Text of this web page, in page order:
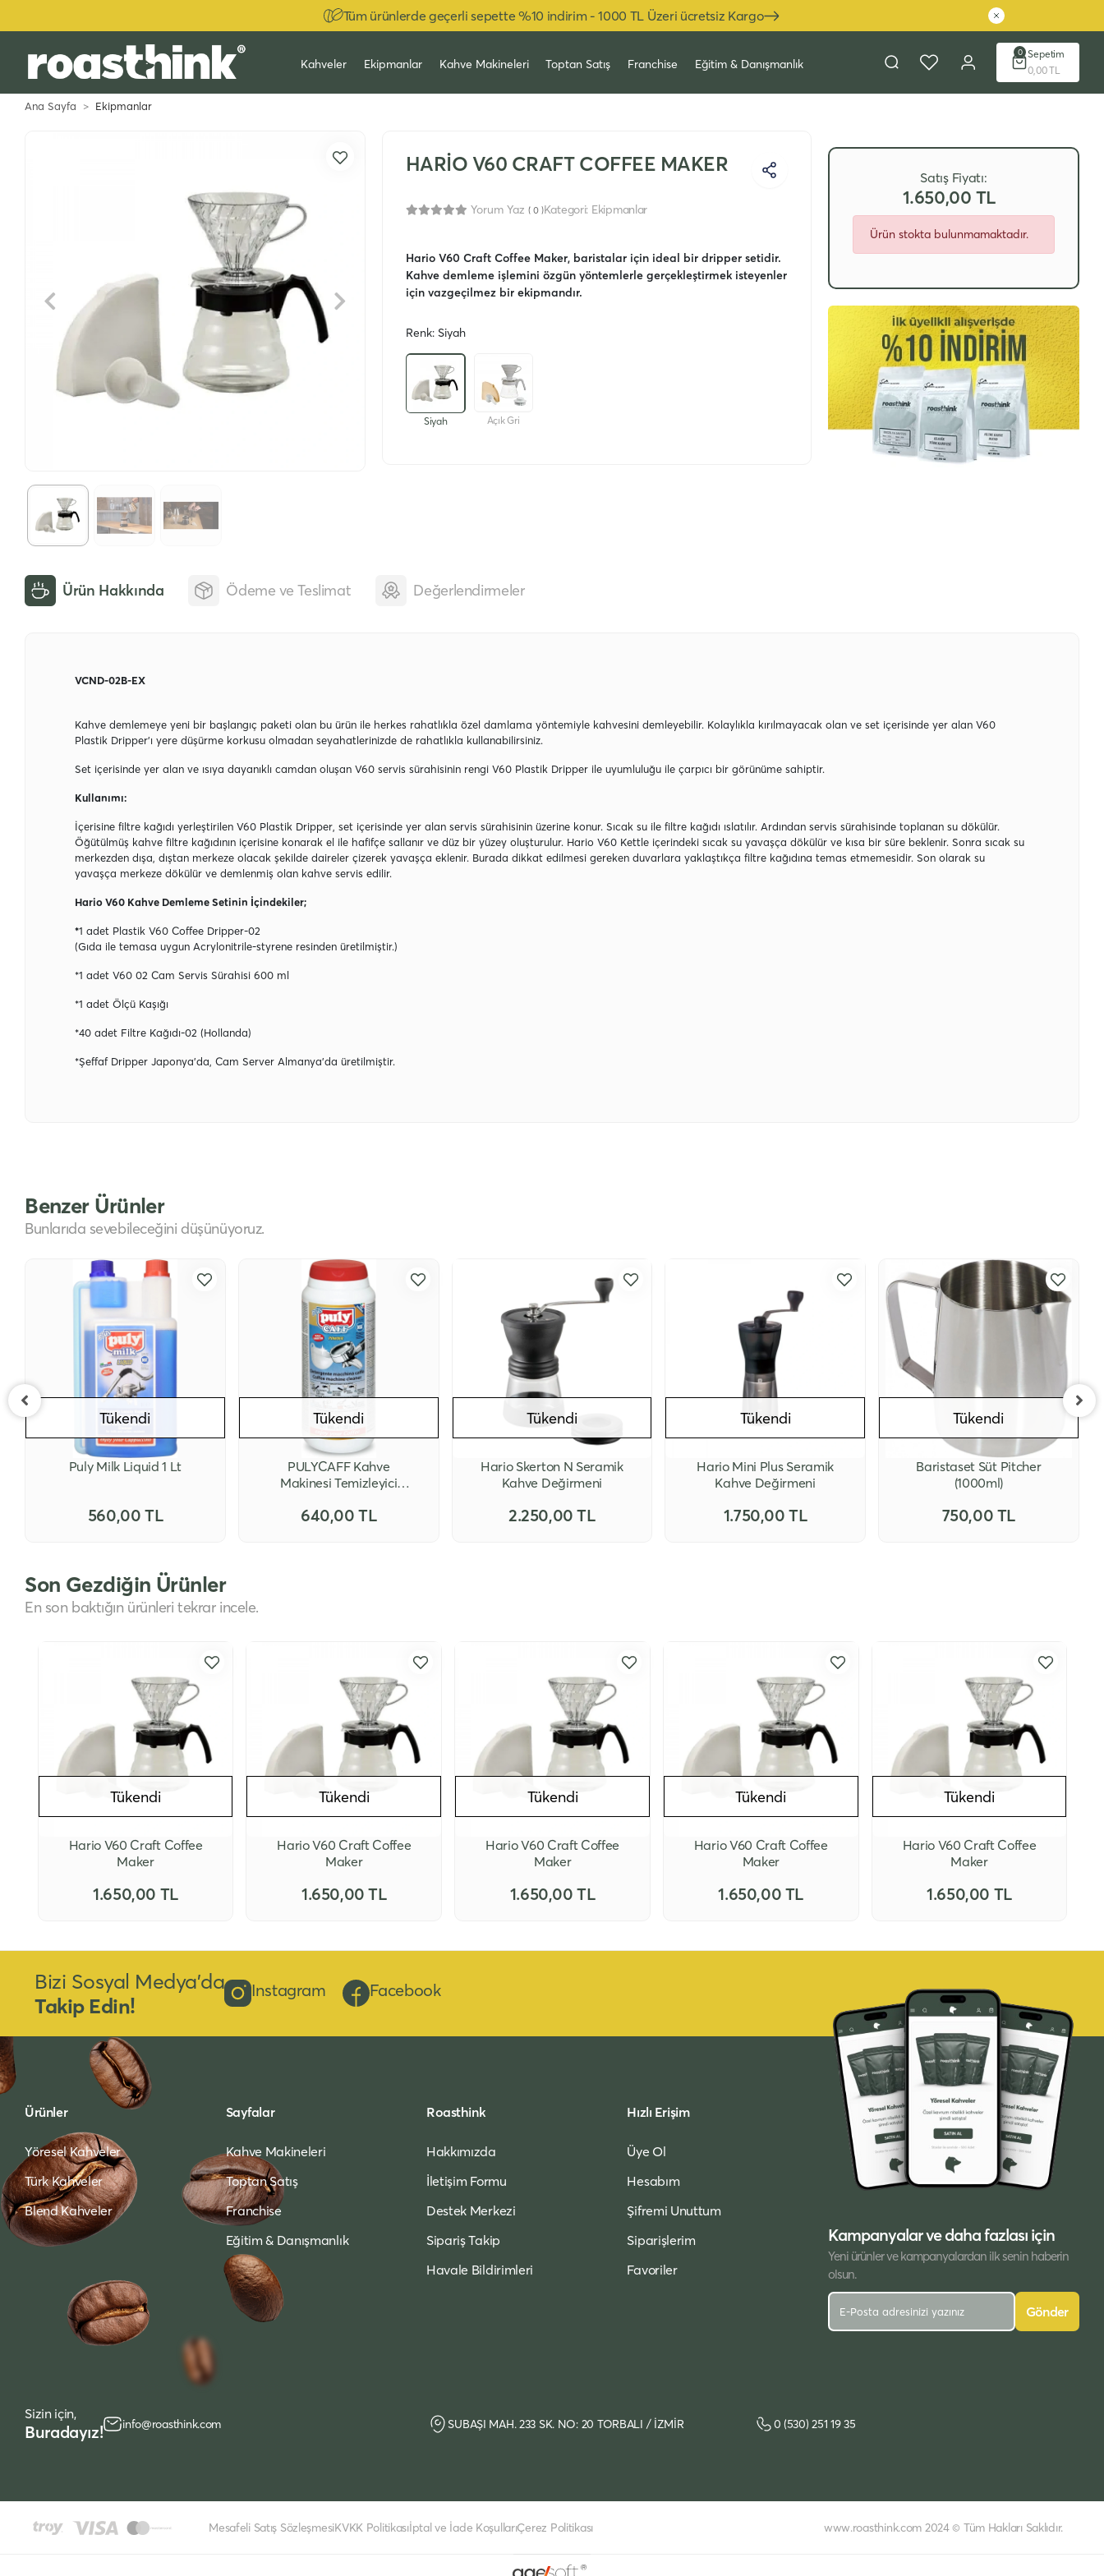
Tüm ürünlerde geçerli sepette %10 indirim - 1000 TL Üzeri ücretsiz Kargo
Kahveler Ekipmanlar Kahve Makineleri Toptan Satış Franchise Eğitim & Danışmanlık
0 Sepetim
0,00 TL
Ana Sayfa Ekipmanlar
HARİO V60 CRAFT COFFEE MAKER
Yorum Yaz ( 0 )Kategori: Ekipmanlar
Hario V60 Craft Coffee Maker, baristalar için ideal bir dripper setidir.
Kahve demleme işlemini özgün yöntemlerle gerçekleştirmek isteyenler
için vazgeçilmez bir ekipmandır.
Renk: Siyah
Siyah Açık Gri
Satış Fiyatı:
1.650,00 TL
Ürün stokta bulunmamaktadır.
Ürün Hakkında Ödeme ve Teslimat Değerlendirmeler
VCND-02B-EX
Kahve demlemeye yeni bir başlangıç paketi olan bu ürün ile herkes rahatlıkla özel damlama yöntemiyle kahvesini demleyebilir. Kolaylıkla kırılmayacak olan ve set içerisinde yer alan V60
Plastik Dripper’ı yere düşürme korkusu olmadan seyahatlerinizde de rahatlıkla kullanabilirsiniz.
Set içerisinde yer alan ve ısıya dayanıklı camdan oluşan V60 servis sürahisinin rengi V60 Plastik Dripper ile uyumluluğu ile çarpıcı bir görünüme sahiptir.
Kullanımı:
İçerisine filtre kağıdı yerleştirilen V60 Plastik Dripper, set içerisinde yer alan servis sürahisinin üzerine konur. Sıcak su ile filtre kağıdı ıslatılır. Ardından servis sürahisinde toplanan su dökülür.
Öğütülmüş kahve filtre kağıdının içerisine konarak el ile hafifçe sallanır ve düz bir yüzey oluşturulur. Hario V60 Kettle içerindeki sıcak su yavaşça dökülür ve kısa bir süre beklenir. Sonra sıcak su
merkezden dışa, dıştan merkeze olacak şekilde daireler çizerek yavaşça eklenir. Burada dikkat edilmesi gereken duvarlara yaklaştıkça filtre kağıdına temas etmemesidir. Son olarak su
yavaşça merkeze dökülür ve demlenmiş olan kahve servis edilir.
Hario V60 Kahve Demleme Setinin İçindekiler;
*1 adet Plastik V60 Coffee Dripper-02
(Gıda ile temasa uygun Acrylonitrile-styrene resinden üretilmiştir.)
*1 adet V60 02 Cam Servis Sürahisi 600 ml
*1 adet Ölçü Kaşığı
*40 adet Filtre Kağıdı-02 (Hollanda)
*Şeffaf Dripper Japonya’da, Cam Server Almanya’da üretilmiştir.
Benzer Ürünler
Bunlarıda sevebileceğini düşünüyoruz.
Tükendi
Puly Milk Liquid 1 Lt
560,00 TL
Tükendi
PULYCAFF Kahve
Makinesi Temizleyici
640,00 TL
Tükendi
Hario Skerton N Seramik
Kahve Değirmeni
2.250,00 TL
Tükendi
Hario Mini Plus Seramik
Kahve Değirmeni
1.750,00 TL
Tükendi
Baristaset Süt Pitcher
(1000ml)
750,00 TL
Son Gezdiğin Ürünler
En son baktığın ürünleri tekrar incele.
Tükendi
Hario V60 Craft Coffee
Maker
1.650,00 TL
Tükendi
Hario V60 Craft Coffee
Maker
1.650,00 TL
Tükendi
Hario V60 Craft Coffee
Maker
1.650,00 TL
Tükendi
Hario V60 Craft Coffee
Maker
1.650,00 TL
Tükendi
Hario V60 Craft Coffee
Maker
1.650,00 TL
Bizi Sosyal Medya’da
Takip Edin!
Instagram Facebook
Ürünler
Yöresel Kahveler
Türk Kahveler
Blend Kahveler
Sayfalar
Kahve Makineleri
Toptan Satış
Franchise
Eğitim & Danışmanlık
Roasthink
Hakkımızda
İletişim Formu
Destek Merkezi
Sipariş Takip
Havale Bildirimleri
Hızlı Erişim
Üye Ol
Hesabım
Şifremi Unuttum
Siparişlerim
Favoriler
Kampanyalar ve daha fazlası için
Yeni ürünler ve kampanyalardan ilk senin haberin
olsun.
Gönder
Sizin için,
Buradayız! info@roasthink.com SUBAŞI MAH. 233 SK. NO: 20 TORBALI / İZMİR 0 (530) 251 19 35
Mesafeli Satış SözleşmesiKVKK Politikasıİptal ve İade KoşullarıÇerez Politikası www.roasthink.com 2024 © Tüm Hakları Saklıdır.